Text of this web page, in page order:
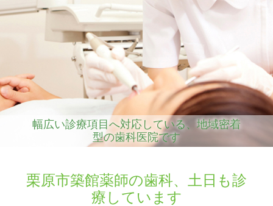
定期検診・予防歯科
施設・設備のご案内
幅広い診療項目へ対応している、地域密着
型の歯科医院です
栗原市築館薬師の歯科、 土日も診
療しています